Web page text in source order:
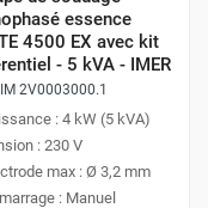
de 20 à 30 % pour
au
essence
4500 EX avec kit
- 5 kVA - IMER
IM 2V0003000.1
: 4 kW (5 kVA)
: 230 V
max : Ø 3,2 mm
: Manuel